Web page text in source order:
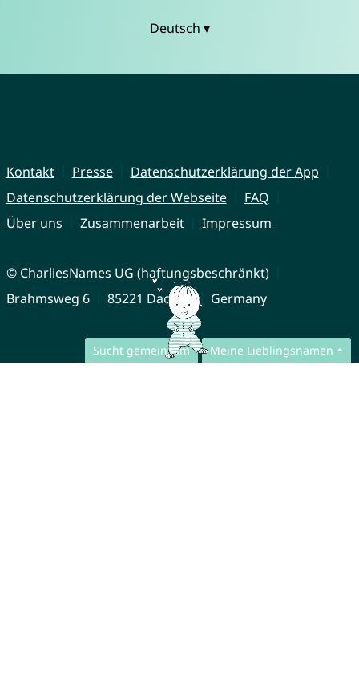
Sucht gemeinsam Meine Lieblingsnamen
Deutsch ▾
Kontakt Presse
Datenschutzerklärung der App
Datenschutzerklärung der Webseite
FAQ
Über uns
Zusammenarbeit Impressum
© CharliesNames UG (haftungsbeschränkt)
Brahmsweg 6
85221 Dachau Germany